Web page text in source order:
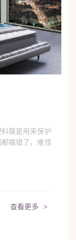
膜是用来保护
搞错了，难怪
查看更多 >